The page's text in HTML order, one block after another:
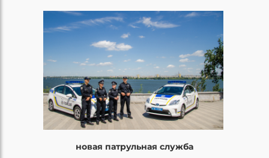
новая патрульная служба